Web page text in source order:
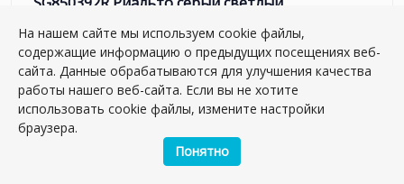
керамогранит
Артикул:
SG850392R
Размер: 80*80 см
Плиток в упаковке: шт
На нашем сайте мы используем cookie файлы,
содержащие информацию о предыдущих посещениях веб-
сайта. Данные обрабатываются для улучшения качества
работы нашего веб-сайта. Если вы не хотите
использовать cookie файлы, измените настройки
браузера.
Понятно